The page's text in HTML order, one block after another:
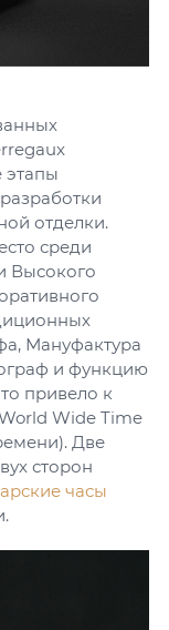
этапы
отделки.
среди
Высокого
Мануфактура
и функцию
привело к
Wide Time
Две
сторон
часы